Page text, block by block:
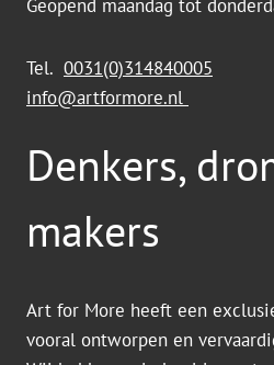
Geopend maandag tot
Tel. 0031(0)314840005
info@artformore.nl
Denkers,
makers
Art for More heeft een
vooral ontworpen en